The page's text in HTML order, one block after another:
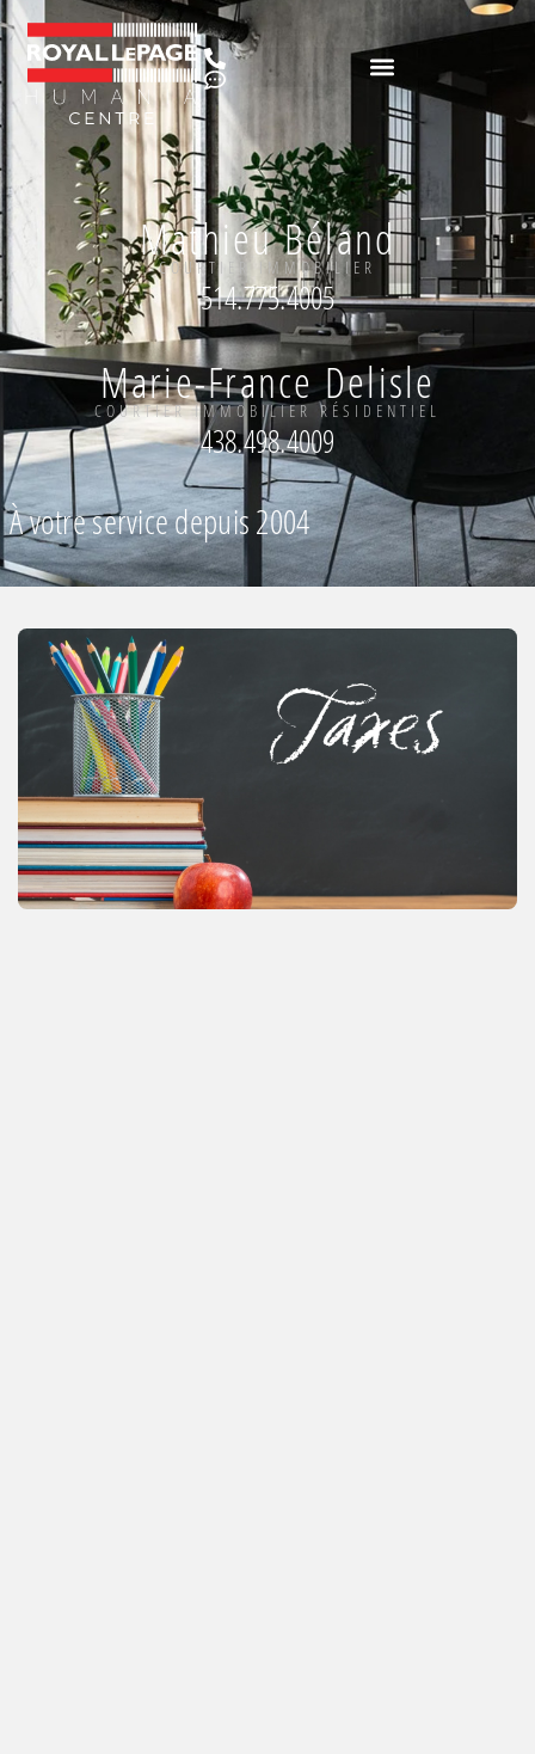
Mathieu Béland
COURTIER IMMOBILIER
514.775.4005
Marie-France Delisle
COURTIER IMMOBILIER RÉSIDENTIEL
438.498.4009
À votre service depuis 2004